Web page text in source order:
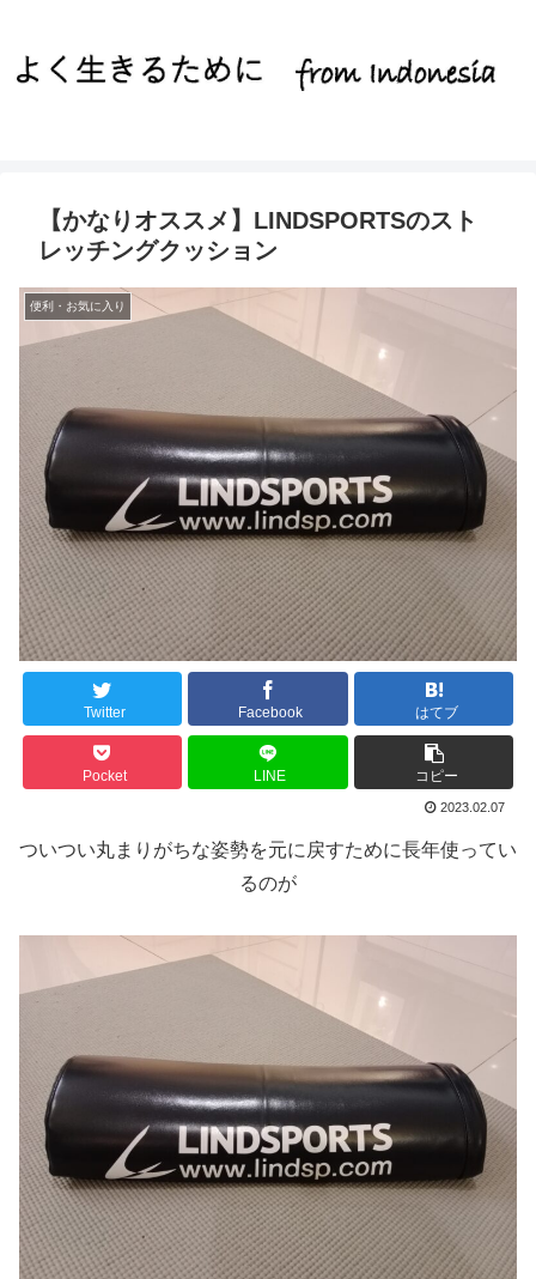
【かなりオススメ】LINDSPORTSのスト
レッチングクッション
便利・お気に入り
Twitter Facebook はてブ
Pocket LINE コピー
2023.02.07
ついつい丸まりがちな姿勢を元に戻すために長年使ってい
るのが